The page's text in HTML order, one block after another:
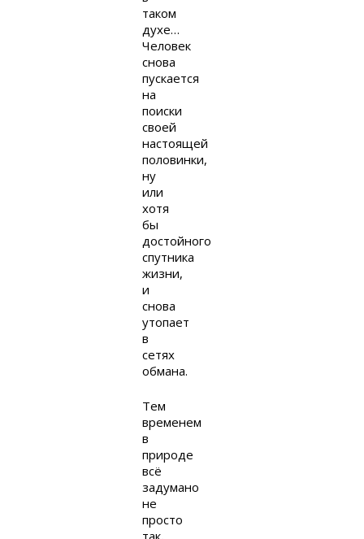
таком
духе…
Человек
снова
пускается
на
поиски
своей
настоящей
половинки,
ну
или
хотя
бы
достойного
спутника
жизни,
и
снова
утопает
в
сетях
обмана.
Тем
временем
в
природе
всё
задумано
не
просто
так,